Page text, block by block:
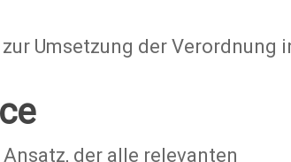
Umsetzung der Verordnung
der alle relevanten